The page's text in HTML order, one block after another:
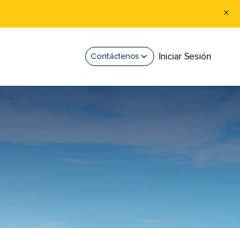
Contáctenos Iniciar Sesión